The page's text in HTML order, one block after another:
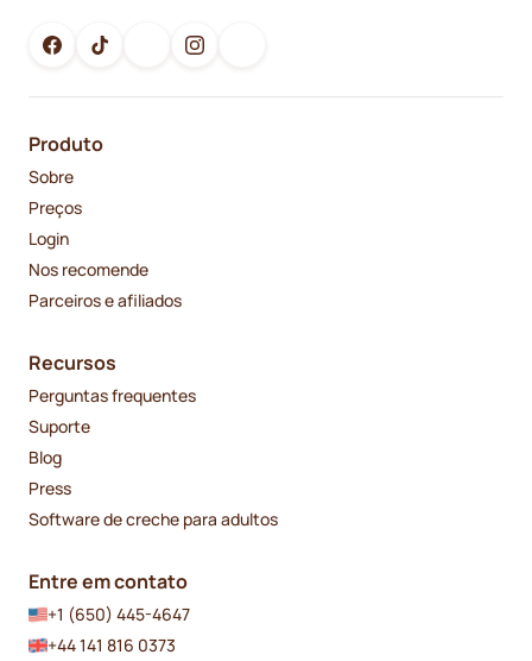
Produto
Sobre
Preços
Login
Nos recomende
Parceiros e afiliados
Recursos
Perguntas frequentes
Suporte
Blog
Press
Software de creche para adultos
Entre em contato
+1 (650) 445-4647
+44 141 816 0373